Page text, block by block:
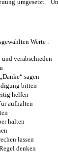
umgesetzt.
Werte :
verabschieden
sagen
bitten
helfen
halten
lassen
denken